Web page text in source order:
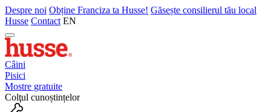
Despre noi Obține Franciza ta Husse! Găsește consilierul tău local
Husse Contact EN
Câini
Pisici
Mostre gratuite
Colţul cunoștințelor